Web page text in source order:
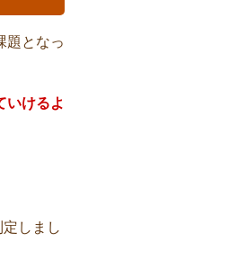
題となっ
いけるよ
しまし